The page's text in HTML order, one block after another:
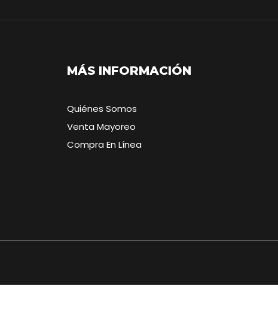
MÁS INFORMACIÓN
Quiénes Somos
Venta Mayoreo
Compra En Línea